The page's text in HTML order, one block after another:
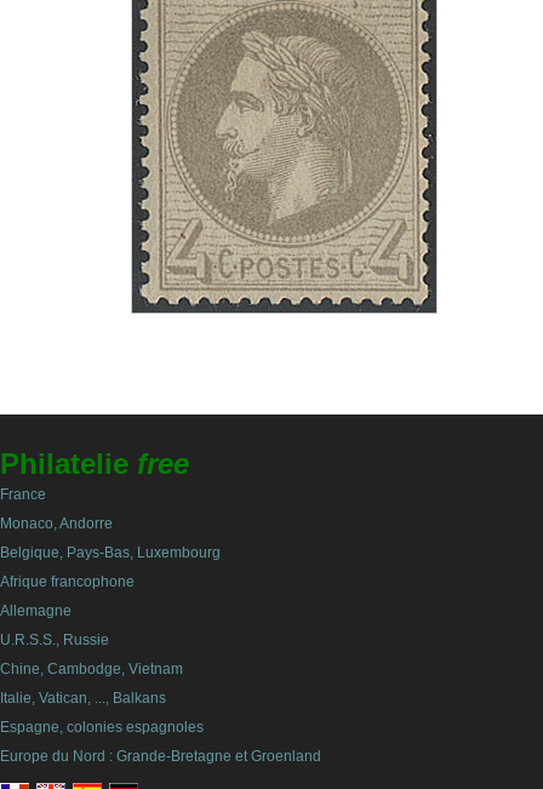
Philatelie free
France
Monaco, Andorre
Belgique, Pays-Bas, Luxembourg
Afrique francophone
Allemagne
U.R.S.S., Russie
Chine, Cambodge, Vietnam
Italie, Vatican, ..., Balkans
Espagne, colonies espagnoles
Europe du Nord : Grande-Bretagne et Groenland